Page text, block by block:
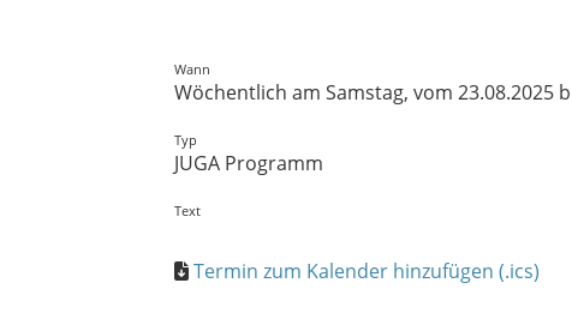
Wann
Wöchentlich am Samstag, vom 23.08.2025
Typ
JUGA Programm
Text
Termin zum Kalender hinzufügen (.ics)